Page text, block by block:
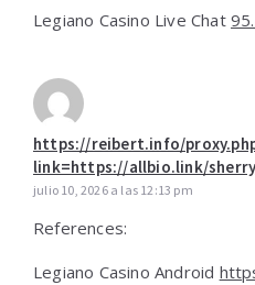
Legiano Casino Live Chat
https://reibert.info/
link=https://allbio.link/
julio 10, 2026 a las 12:13 pm
References:
Legiano Casino Android